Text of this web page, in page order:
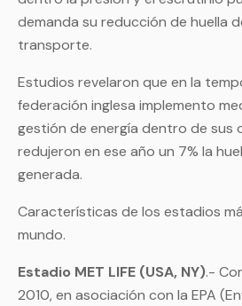
demanda su reducción de huella
transporte.
Estudios revelaron que en la
federación inglesa implemento
gestión de energía dentro de sus
redujeron en ese año un 7% la
generada.
Características de los estadios
mundo.
Estadio MET LIFE (USA, NY).-
2010, en asociación con la EPA